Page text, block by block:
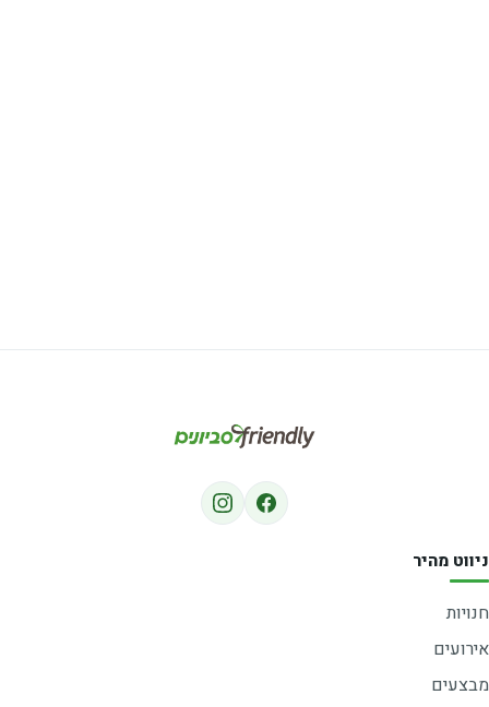
ניווט מהיר
חנויות
אירועים
מבצעים